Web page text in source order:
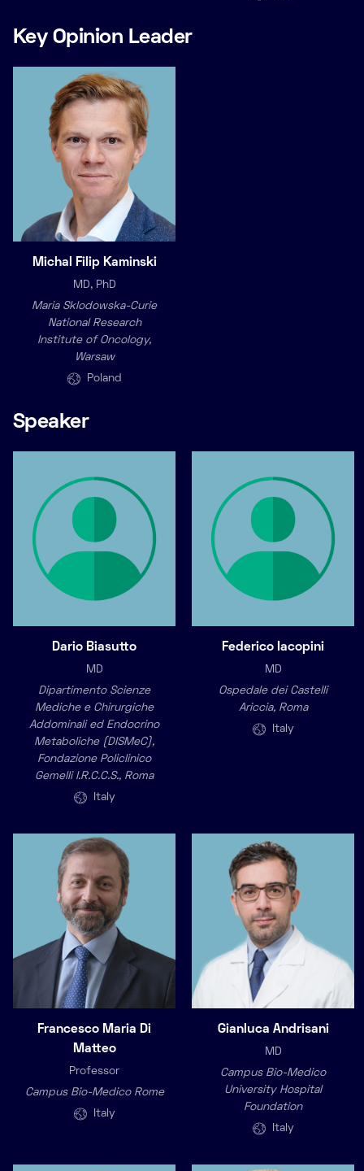
Key Opinion Leader
Michal Filip Kaminski
MD, PhD
Maria Sklodowska-Curie
National Research
Institute of Oncology,
Warsaw
Poland
Speaker
Dario Biasutto
MD
Dipartimento Scienze
Mediche e Chirurgiche
Addominali ed Endocrino
Metaboliche (DISMeC),
Fondazione Policlinico
Gemelli I.R.C.C.S., Roma
Italy
Federico Iacopini
MD
Ospedale dei Castelli
Ariccia, Roma
Italy
Francesco Maria Di
Matteo
Professor
Campus Bio-Medico Rome
Italy
Gianluca Andrisani
MD
Campus Bio-Medico
University Hospital
Foundation
Italy